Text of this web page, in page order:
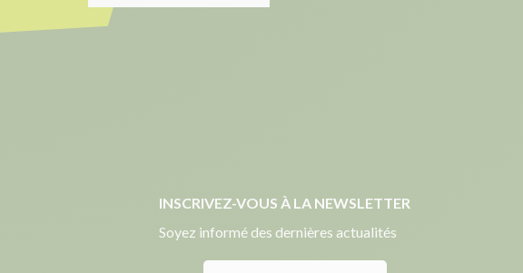
INSCRIVEZ-VOUS À LA NEWSLETTER
Soyez informé des dernières actualités